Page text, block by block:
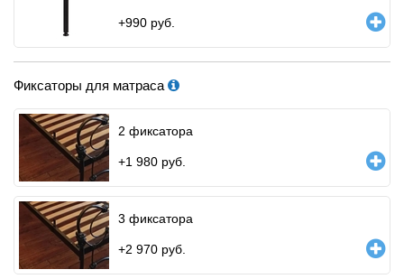
+990 руб.
Фиксаторы для матраса
2 фиксатора
+1 980 руб.
3 фиксатора
+2 970 руб.